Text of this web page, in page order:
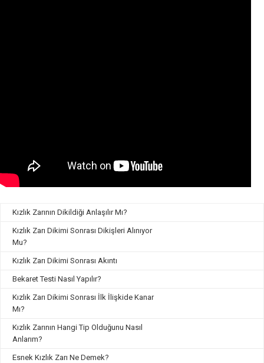
Kızlık Zarının Dikildiği Anlaşılır Mı?
Kızlık Zarı Dikimi Sonrası Dikişleri Alınıyor
Mu?
Kızlık Zarı Dikimi Sonrası Akıntı
Bekaret Testi Nasıl Yapılır?
Kızlık Zarı Dikimi Sonrası İlk İlişkide Kanar
Mı?
Kızlık Zarının Hangi Tip Olduğunu Nasıl
Anlarım?
Esnek Kızlık Zarı Ne Demek?